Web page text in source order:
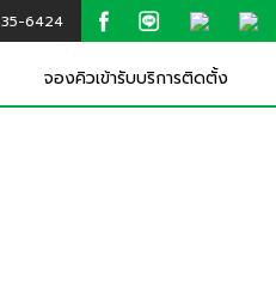
จองคิวเข้ารับบริการติดตั้ง
6424